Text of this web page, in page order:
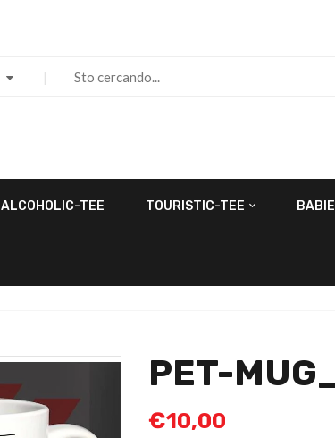
ALCOHOLIC-TEE TOURISTIC-TEE
PET-
€10,00